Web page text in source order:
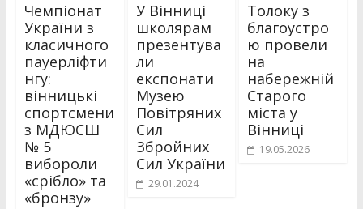
Чемпіонат
України з
класичного
пауерліфти
нгу:
вінницькі
спортсмени
з МДЮСШ
№ 5
вибороли
«срібло» та
«бронзу»
У Вінниці
школярам
презентува
ли
експонати
Музею
Повітряних
Сил
Збройних
Сил України
29.01.2024
Толоку з
благоустро
ю провели
на
набережній
Старого
міста у
Вінниці
19.05.2026